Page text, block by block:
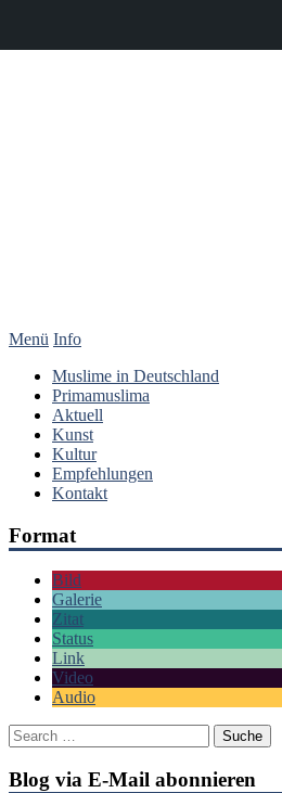
Menü Info
Muslime in Deutschland
Primamuslima
Aktuell
Kunst
Kultur
Empfehlungen
Kontakt
Format
Bild
Galerie
Zitat
Status
Link
Video
Audio
Blog via E-Mail abonnieren